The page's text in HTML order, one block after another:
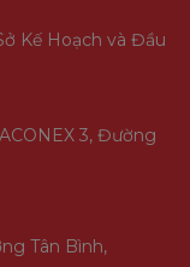
Kế Hoạch và Đầu
3, Đường
Tân Bình,